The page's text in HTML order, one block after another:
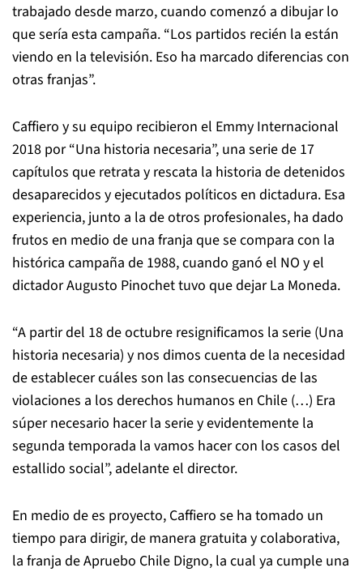
trabajado desde marzo, cuando comenzó a dibujar lo
que sería esta campaña. “Los partidos recién la están
viendo en la televisión. Eso ha marcado diferencias con
otras franjas”.
Caffiero y su equipo recibieron el Emmy Internacional
2018 por “Una historia necesaria”, una serie de 17
capítulos que retrata y rescata la historia de detenidos
desaparecidos y ejecutados políticos en dictadura. Esa
experiencia, junto a la de otros profesionales, ha dado
frutos en medio de una franja que se compara con la
histórica campaña de 1988, cuando ganó el NO y el
dictador Augusto Pinochet tuvo que dejar La Moneda.
“A partir del 18 de octubre resignificamos la serie (Una
historia necesaria) y nos dimos cuenta de la necesidad
de establecer cuáles son las consecuencias de las
violaciones a los derechos humanos en Chile (…) Era
súper necesario hacer la serie y evidentemente la
segunda temporada la vamos hacer con los casos del
estallido social”, adelante el director.
En medio de es proyecto, Caffiero se ha tomado un
tiempo para dirigir, de manera gratuita y colaborativa,
la franja de Apruebo Chile Digno, la cual ya cumple una